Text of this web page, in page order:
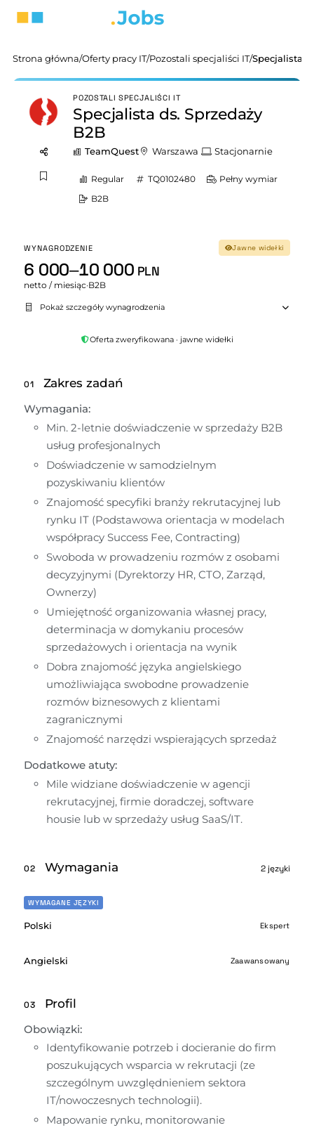
Strona główna/Oferty pracy IT/Pozostali specjaliści IT/Specjalista
POZOSTALI SPECJALIŚCI IT
Specjalista ds. Sprzedaży
B2B
TeamQuest Warszawa Stacjonarnie
Regular TQ0102480
Pełny wymiar
B2B
WYNAGRODZENIE Jawne widełki
6 000–10 000 PLN
netto / miesiąc·B2B
Pokaż szczegóły wynagrodzenia
Oferta zweryfikowana · jawne widełki
01 Zakres zadań
Wymagania:
Min. 2-letnie doświadczenie w sprzedaży B2B
usług profesjonalnych
Doświadczenie w samodzielnym
pozyskiwaniu klientów
Znajomość specyfiki branży rekrutacyjnej lub
rynku IT (Podstawowa orientacja w modelach
współpracy Success Fee, Contracting)
Swoboda w prowadzeniu rozmów z osobami
decyzyjnymi (Dyrektorzy HR, CTO, Zarząd,
Ownerzy)
Umiejętność organizowania własnej pracy,
determinacja w domykaniu procesów
sprzedażowych i orientacja na wynik
Dobra znajomość języka angielskiego
umożliwiająca swobodne prowadzenie
rozmów biznesowych z klientami
zagranicznymi
Znajomość narzędzi wspierających sprzedaż
Dodatkowe atuty:
Mile widziane doświadczenie w agencji
rekrutacyjnej, firmie doradczej, software
housie lub w sprzedaży usług SaaS/IT.
02 Wymagania 2 języki
WYMAGANE JĘZYKI
Polski Ekspert
Angielski Zaawansowany
03 Profil
Obowiązki:
Identyfikowanie potrzeb i docieranie do firm
poszukujących wsparcia w rekrutacji (ze
szczególnym uwzględnieniem sektora
IT/nowoczesnych technologii).
Mapowanie rynku, monitorowanie